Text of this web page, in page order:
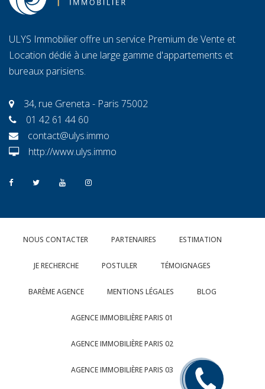
ULYS Immobilier offre un service Premium de Vente et
Location dédié à une large gamme d'appartements et
bureaux parisiens.
34, rue Greneta - Paris 75002
01 42 61 44 60
contact@ulys.immo
http://www.ulys.immo
NOUS CONTACTER PARTENAIRES ESTIMATION
JE RECHERCHE POSTULER TÉMOIGNAGES
BARÈME AGENCE MENTIONS LÉGALES BLOG
AGENCE IMMOBILIÈRE PARIS 01
AGENCE IMMOBILIÈRE PARIS 02
AGENCE IMMOBILIÈRE PARIS 03
Rappelez
moi